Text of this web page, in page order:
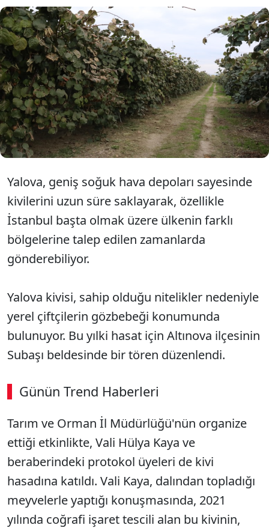
Türkiye'nin önde gelen kivi üretim bölgelerinden
biri olan Yalova'da, coğrafi işaret belgesine sahip
kivi hasadı başladı. Yalova kivisi, henüz dalında
iken satışa sunulabilmesi, aroması, tane
büyüklüğü, uzun süre tazeliğini koruması ve
rengi gibi özellikleriyle coğrafi işaret alarak
çiftçilere büyük bir değer katıyor.
Yalova, geniş soğuk hava depoları sayesinde
kivilerini uzun süre saklayarak, özellikle
İstanbul başta olmak üzere ülkenin farklı
bölgelerine talep edilen zamanlarda
gönderebiliyor.
Yalova kivisi, sahip olduğu nitelikler nedeniyle
yerel çiftçilerin gözbebeği konumunda
bulunuyor. Bu yılki hasat için Altınova ilçesinin
Subaşı beldesinde bir tören düzenlendi.
Günün Trend Haberleri
00:03 / 06:57
Sesi Aç
Tarım ve Orman İl Müdürlüğü'nün organize
ettiği etkinlikte, Vali Hülya Kaya ve
beraberindeki protokol üyeleri de kivi
hasadına katıldı. Vali Kaya, dalından topladığı
meyvelerle yaptığı konuşmasında, 2021
yılında coğrafi işaret tescili alan bu kivinin,